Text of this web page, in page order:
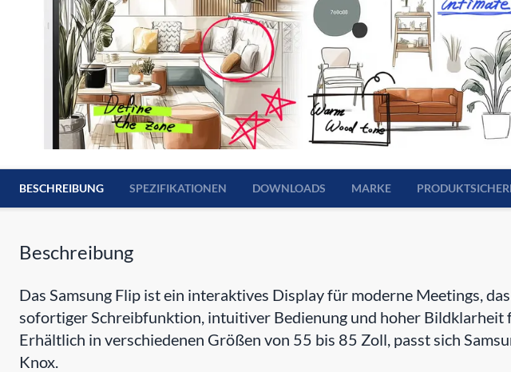
BESCHREIBUNG SPEZIFIKATIONEN DOWNLOADS MARKE
Beschreibung
Das Samsung Flip ist ein interaktives Display für moderne Meetings,
sofortiger Schreibfunktion, intuitiver Bedienung und hoher Bildklarheit
Erhältlich in verschiedenen Größen von 55 bis 85 Zoll, passt sich
Knox.